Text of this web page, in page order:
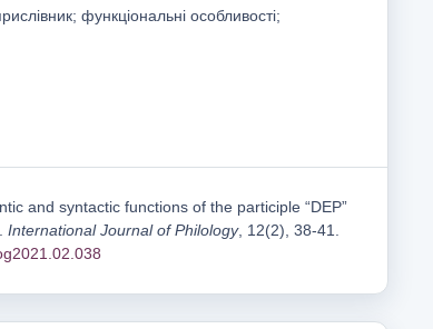
функціональні особливості;
and syntactic functions of the participle “DEP”
International Journal of Philology, 12(2), 38-41.